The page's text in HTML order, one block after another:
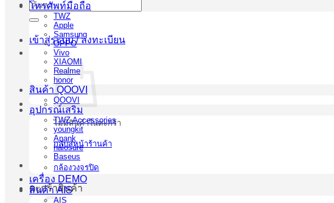
ค้นหา:
เข้าสู่ระบบ / ลงทะเบียน
ไม่มีสินค้าในตะกร้า
กลับสู่หน้าร้านค้า
ตะกร้าสินค้า
โทรศัพท์มือถือ
TWZ
Apple
Samsung
OPPO
Vivo
XIAOMI
Realme
honor
สินค้า QOOVI
QOOVI
อุปกรณ์เสริม
TWZ Accessories
youngkit
Anank
halosure
Baseus
กล้องวงจรปิด
เครื่อง DEMO
สินค้า AIS
AIS